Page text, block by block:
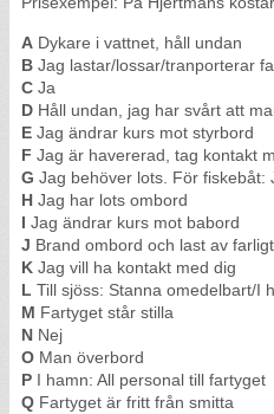
A Dykare i vattnet, håll undan
B Jag lastar/lossar/tranporterar
C Ja
D Håll undan, jag har svårt att
E Jag ändrar kurs mot styrbord
F Jag är havererad, tag kontakt
G Jag behöver lots. För fiskebåt:
H Jag har lots ombord
I Jag ändrar kurs mot babord
J Brand ombord och last av
K Jag vill ha kontakt med dig
L Till sjöss: Stanna omedelbart/I
M Fartyget står stilla
N Nej
O Man överbord
P I hamn: All personal till fartyget
Q Fartyget är fritt från smitta